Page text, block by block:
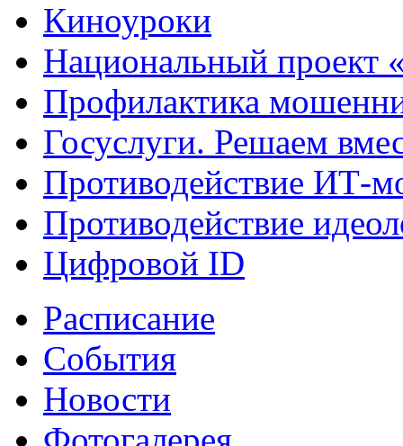
Киноуроки
Национальный проект
Профилактика
Госуслуги. Решаем
Противодействие ИТ-
Противодействие
Цифровой ID
Расписание
События
Новости